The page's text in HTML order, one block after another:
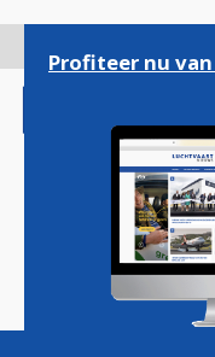
gaan
Magazine
Profiteer nu